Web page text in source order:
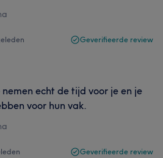
Geverifieerde review
echt de tijd voor je en je
voor hun vak.
Geverifieerde review